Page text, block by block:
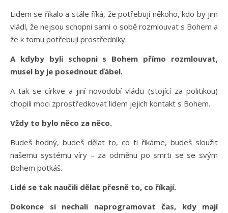
Lidem se říkalo a stále říká, že potřebují někoho, kdo by jim
vládl, že nejsou schopni sami o sobě rozmlouvat s Bohem a
že k tomu potřebují prostředníky.
A kdyby byli schopni s Bohem přímo rozmlouvat,
musel by je posednout ďábel.
A tak se církve a jiní novodobí vládci (stojící za politikou)
chopili moci zprostředkovat lidem jejich kontakt s Bohem.
Vždy to bylo něco za něco.
Budeš hodný, budeš dělat to, co ti říkáme, budeš sloužit
našemu systému víry – za odměnu po smrti se se svým
Bohem potkáš.
Lidé se tak naučili dělat přesně to, co říkají.
Dokonce si nechali naprogramovat čas, kdy mají